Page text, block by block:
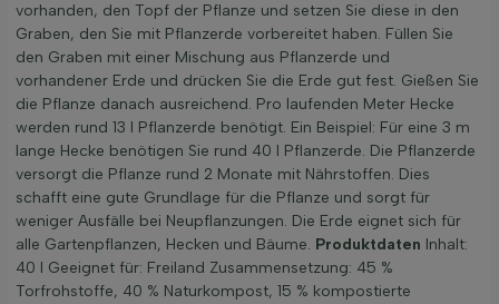
vorhanden, den Topf der Pflanze und setzen Sie diese in den
Graben, den Sie mit Pflanzerde vorbereitet haben. Füllen Sie
den Graben mit einer Mischung aus Pflanzerde und
vorhandener Erde und drücken Sie die Erde gut fest. Gießen Sie
die Pflanze danach ausreichend. Pro laufenden Meter Hecke
werden rund 13 l Pflanzerde benötigt. Ein Beispiel: Für eine 3 m
lange Hecke benötigen Sie rund 40 l Pflanzerde. Die Pflanzerde
versorgt die Pflanze rund 2 Monate mit Nährstoffen. Dies
schafft eine gute Grundlage für die Pflanze und sorgt für
weniger Ausfälle bei Neupflanzungen. Die Erde eignet sich für
alle Gartenpflanzen, Hecken und Bäume. Produktdaten Inhalt:
40 l Geeignet für: Freiland Zusammensetzung: 45 %
Torfrohstoffe, 40 % Naturkompost, 15 % kompostierte